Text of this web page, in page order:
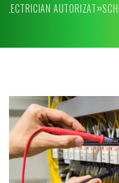
ELECTRICIAN AUTORIZAT»